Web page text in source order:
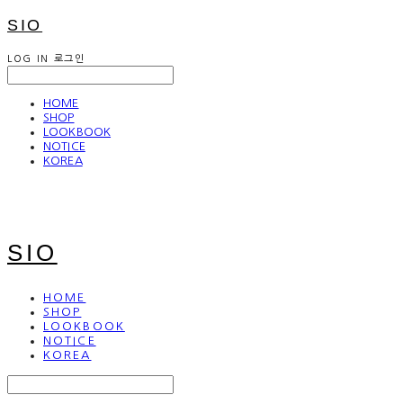
SIO
LOG IN 로그인
HOME
SHOP
LOOKBOOK
NOTICE
KOREA
SIO
HOME
SHOP
LOOKBOOK
NOTICE
KOREA